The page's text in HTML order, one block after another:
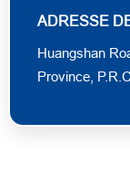
ADRESSE
Huangshan
Province,